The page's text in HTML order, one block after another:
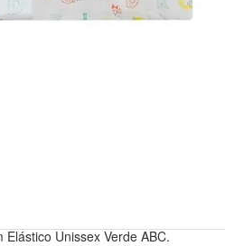
Unissex Verde ABC.